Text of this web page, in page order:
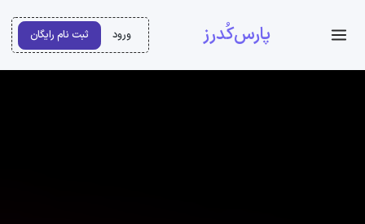
پارس‌کُدرز ورود ثبت نام رایگان